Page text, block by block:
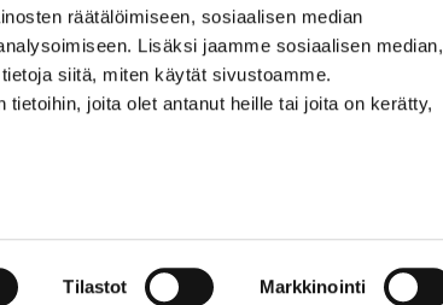
räätälöimiseen, sosiaalisen median
Lisäksi jaamme sosiaalisen median,
siitä, miten käytät sivustoamme.
joita olet antanut heille tai joita on kerätty,
Tilastot Markkinointi
Yritysesittely
Yhteystiedot
Huolto ja korjaamo
Ajankohtaista